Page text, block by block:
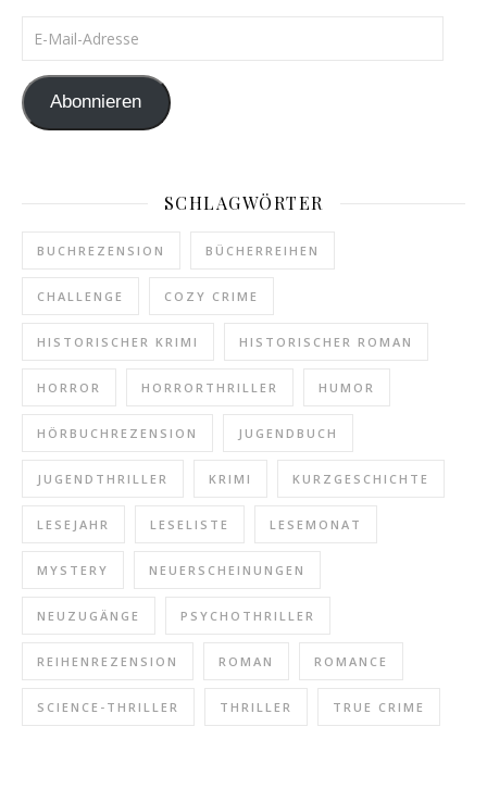
E-Mail-Adresse
Abonnieren
SCHLAGWÖRTER
BUCHREZENSION BÜCHERREIHEN
CHALLENGE COZY CRIME
HISTORISCHER KRIMI HISTORISCHER ROMAN
HORROR HORRORTHRILLER HUMOR
HÖRBUCHREZENSION JUGENDBUCH
JUGENDTHRILLER KRIMI KURZGESCHICHTE
LESEJAHR LESELISTE LESEMONAT
MYSTERY NEUERSCHEINUNGEN
NEUZUGÄNGE PSYCHOTHRILLER
REIHENREZENSION ROMAN ROMANCE
SCIENCE-THRILLER THRILLER TRUE CRIME